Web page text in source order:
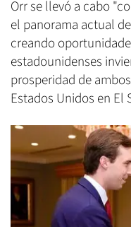
Orr se llevó a cabo
el panorama actual
creando
estadounidenses
prosperidad de
Estados Unidos en El